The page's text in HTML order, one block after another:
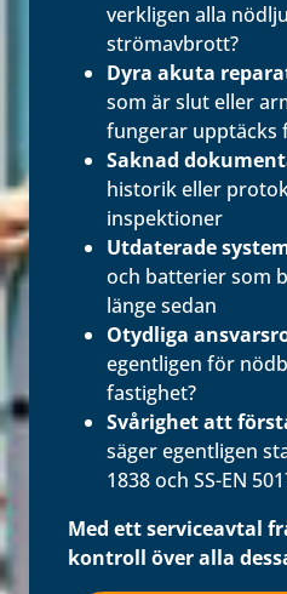
verkligen alla
strömavbrott?
Dyra akuta
som är slut eller
fungerar upptäcks
Saknad
historik eller
inspektioner
Utdaterade
och batterier som
länge sedan
Otydliga
egentligen för
fastighet?
Svårighet att
säger egentligen
1838 och SS-EN
Med ett serviceavtal
kontroll över alla